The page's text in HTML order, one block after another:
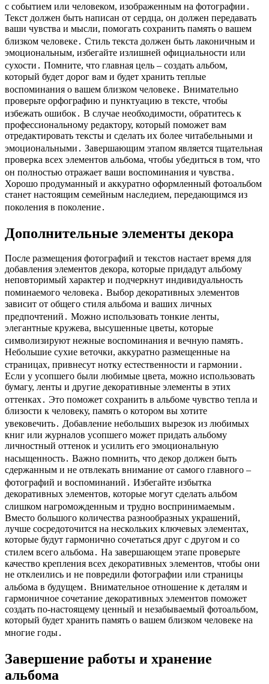
с событием или человеком, изображенным на фотографии․
Текст должен быть написан от сердца, он должен передавать
ваши чувства и мысли, помогать сохранить память о вашем
близком человеке․ Стиль текста должен быть лаконичным и
эмоциональным, избегайте излишней официальности или
сухости․ Помните, что главная цель – создать альбом,
который будет дорог вам и будет хранить теплые
воспоминания о вашем близком человеке․ Внимательно
проверьте орфографию и пунктуацию в тексте, чтобы
избежать ошибок․ В случае необходимости, обратитесь к
профессиональному редактору, который поможет вам
отредактировать тексты и сделать их более читабельными и
эмоциональными․ Завершающим этапом является тщательная
проверка всех элементов альбома, чтобы убедиться в том, что
он полностью отражает ваши воспоминания и чувства․
Хорошо продуманный и аккуратно оформленный фотоальбом
станет настоящим семейным наследием, передающимся из
поколения в поколение․
Дополнительные элементы декора
После размещения фотографий и текстов настает время для
добавления элементов декора, которые придадут альбому
неповторимый характер и подчеркнут индивидуальность
поминаемого человека․ Выбор декоративных элементов
зависит от общего стиля альбома и ваших личных
предпочтений․ Можно использовать тонкие ленты,
элегантные кружева, высушенные цветы, которые
символизируют нежные воспоминания и вечную память․
Небольшие сухие веточки, аккуратно размещенные на
страницах, привнесут нотку естественности и гармонии․
Если у усопшего были любимые цвета, можно использовать
бумагу, ленты и другие декоративные элементы в этих
оттенках․ Это поможет сохранить в альбоме чувство тепла и
близости к человеку, память о котором вы хотите
увековечить․ Добавление небольших вырезок из любимых
книг или журналов усопшего может придать альбому
личностный оттенок и усилить его эмоциональную
насыщенность․ Важно помнить, что декор должен быть
сдержанным и не отвлекать внимание от самого главного –
фотографий и воспоминаний․ Избегайте избытка
декоративных элементов, которые могут сделать альбом
слишком нагроможденным и трудно воспринимаемым․
Вместо большого количества разнообразных украшений,
лучше сосредоточится на нескольких ключевых элементах,
которые будут гармонично сочетаться друг с другом и со
стилем всего альбома․ На завершающем этапе проверьте
качество крепления всех декоративных элементов, чтобы они
не отклеились и не повредили фотографии или страницы
альбома в будущем․ Внимательное отношение к деталям и
гармоничное сочетание декоративных элементов поможет
создать по-настоящему ценный и незабываемый фотоальбом,
который будет хранить память о вашем близком человеке на
многие годы․
Завершение работы и хранение
альбома